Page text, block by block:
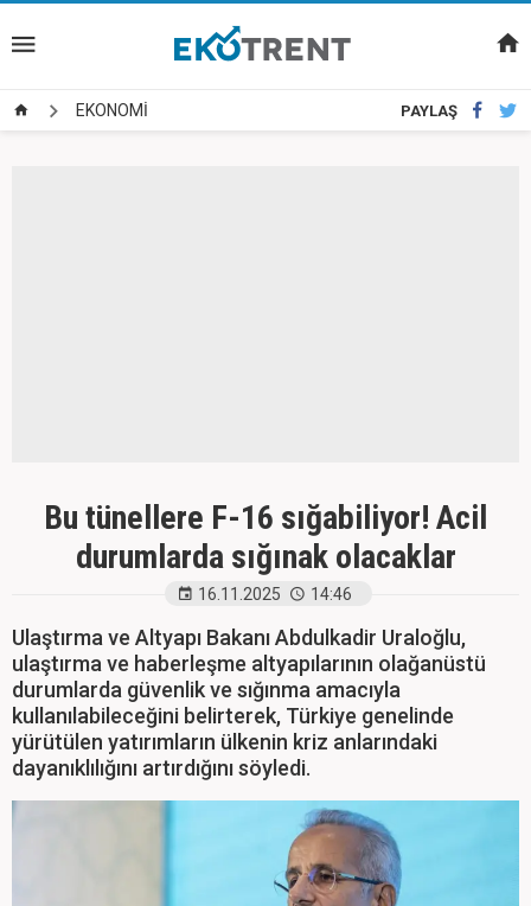
EKONOMİ PAYLAŞ
Bu tünellere F-16 sığabiliyor! Acil
durumlarda sığınak olacaklar
16.11.2025 14:46
Ulaştırma ve Altyapı Bakanı Abdulkadir Uraloğlu,
ulaştırma ve haberleşme altyapılarının olağanüstü
durumlarda güvenlik ve sığınma amacıyla
kullanılabileceğini belirterek, Türkiye genelinde
yürütülen yatırımların ülkenin kriz anlarındaki
dayanıklılığını artırdığını söyledi.